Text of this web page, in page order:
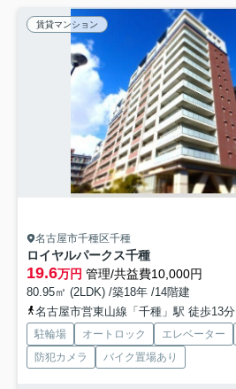
賃貸マンション
名古屋市千種区千種
ロイヤルパークス千種
19.6万円 管理/共益費10,000円
80.95㎡ (2LDK) /築18年 /14階建
名古屋市営東山線「千種」駅 徒歩13分
駐輪場 オートロック エレベーター
防犯カメラ
バイク置場あり